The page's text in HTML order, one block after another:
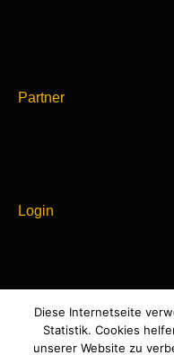
Partner
Login
Powered by
WordPress
Diese Internetseite
Statistik. Cookies
unserer Website zu